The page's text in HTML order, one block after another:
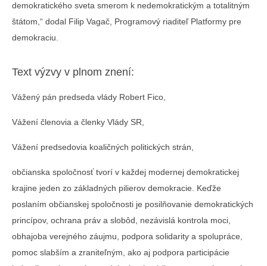
demokratického sveta smerom k nedemokratickým a totalitným
štátom,“ dodal Filip Vagač, Programový riaditeľ Platformy pre
demokraciu.
Text výzvy v plnom znení:
Vážený pán predseda vlády Robert Fico,
Vážení členovia a členky Vlády SR,
Vážení predsedovia koaličných politických strán,
občianska spoločnosť tvorí v každej modernej demokratickej
krajine jeden zo základných pilierov demokracie. Keďže
poslaním občianskej spoločnosti je posilňovanie demokratických
princípov, ochrana práv a slobôd, nezávislá kontrola moci,
obhajoba verejného záujmu, podpora solidarity a spolupráce,
pomoc slabším a zraniteľným, ako aj podpora participácie